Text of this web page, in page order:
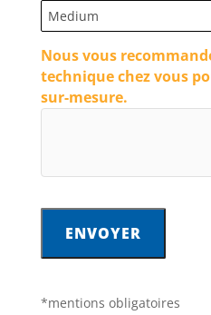
Nous vous
technique chez vous
sur-mesure.
*mentions obligatoires